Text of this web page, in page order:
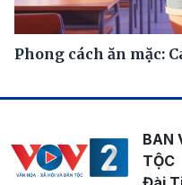
Phong cách ăn mặc:
BAN
TỘC